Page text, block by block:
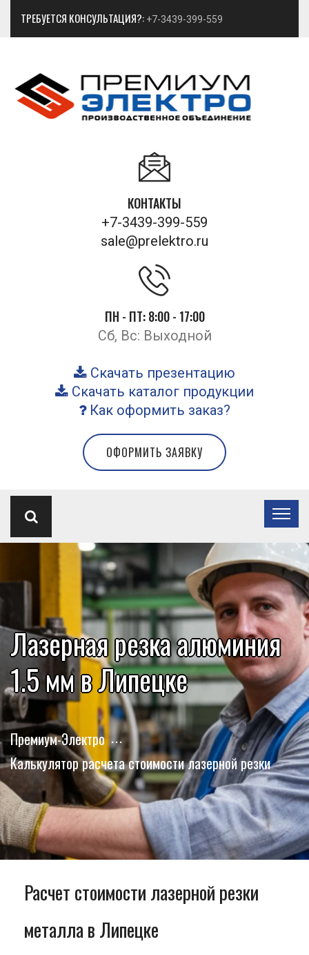
ТРЕБУЕТСЯ КОНСУЛЬТАЦИЯ?: +7-3439-399-559
КОНТАКТЫ
+7-3439-399-559
sale@prelektro.ru
ПН - ПТ: 8:00 - 17:00
Сб, Вс: Выходной
Скачать презентацию
Скачать каталог продукции
Как оформить заказ?
ОФОРМИТЬ ЗАЯВКУ
Лазерная резка алюминия
1.5 мм в Липецке
Премиум-Электро
Калькулятор расчета стоимости лазерной резки
Расчет стоимости лазерной резки
металла в Липецке